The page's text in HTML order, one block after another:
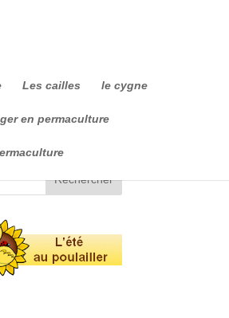
Les cailles le cygne
en permaculture